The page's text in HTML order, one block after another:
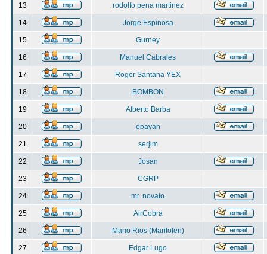
13 rodolfo pena martinez
14 Jorge Espinosa
15 Gurney
16 Manuel Cabrales
17 Roger Santana YEX
18 BOMBON
19 Alberto Barba
20 epayan
21 serjim
22 Josan
23 CGRP
24 mr. novato
25 AirCobra
26 Mario Rios (Maritofen)
27 Edgar Lugo